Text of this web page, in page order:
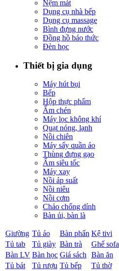
Nệm mát
Dụng cụ nhà bếp
Dụng cụ massage
Bình đựng nước
Đồng hồ báo thức
Đèn học
Thiết bị gia dụng
Máy hút bụi
Bếp
Hộp thực phẩm
Ấm chén
Máy lọc không khí
Quạt nóng, lạnh
Nồi chiên
Máy sấy quần áo
Thùng đựng gạo
Ấm siêu tốc
Máy xay
Nồi áp suất
Nồi niêu
Nồi cơm
Chảo chống dính
Bàn ủi, bàn là
Giường Tủ áo Bàn phấn Kệ tivi
Tủ tab Tủ giày Bàn trà
Ghế sofa
Bàn LV Bàn học Giá sách Bàn ăn
Tủ bát Tủ rượu Tủ bếp
Tủ thờ